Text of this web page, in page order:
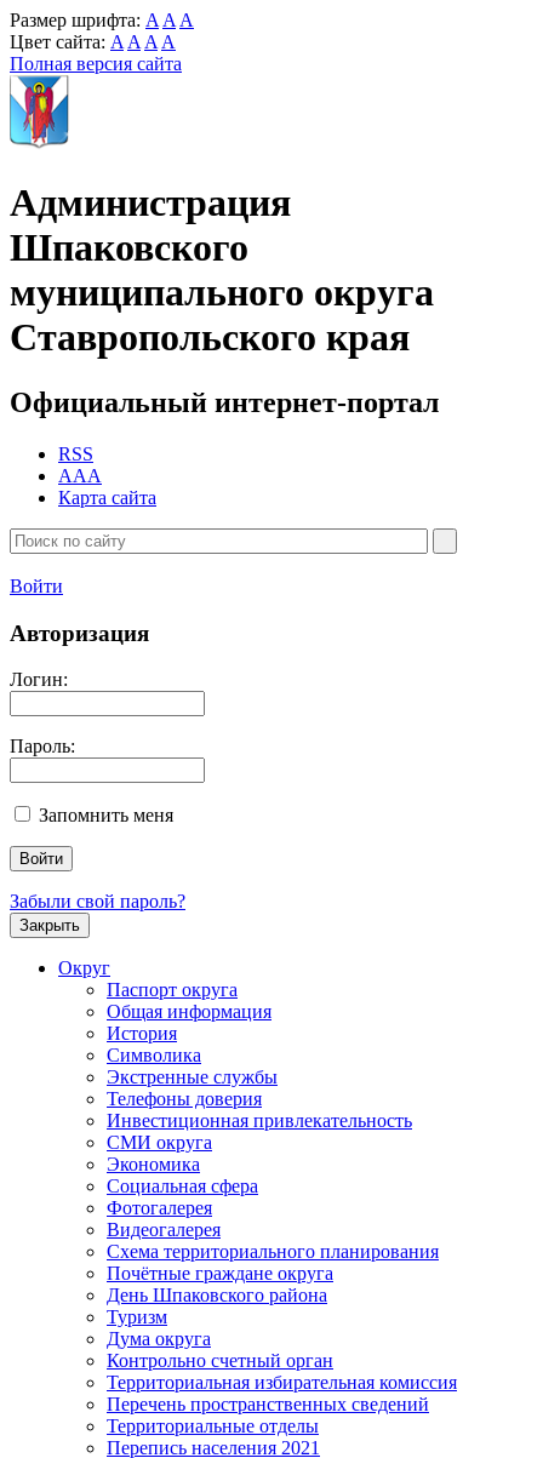
Размер шрифта: A A A
Цвет сайта: A A A A
Полная версия сайта
Администрация
Шпаковского
муниципального округа
Ставропольского края
Официальный интернет-портал
RSS
AAA
Карта сайта
Войти
Авторизация
Логин:
Пароль:
Запомнить меня
Забыли свой пароль?
Закрыть
Округ
Паспорт округа
Общая информация
История
Символика
Экстренные службы
Телефоны доверия
Инвестиционная привлекательность
СМИ округа
Экономика
Социальная сфера
Фотогалерея
Видеогалерея
Схема территориального планирования
Почётные граждане округа
День Шпаковского района
Туризм
Дума округа
Контрольно счетный орган
Территориальная избирательная комиссия
Перечень пространственных сведений
Территориальные отделы
Перепись населения 2021